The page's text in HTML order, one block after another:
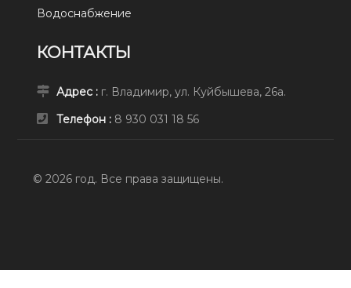
Водоснабжение
КОНТАКТЫ
Адрес : г. Владимир, ул. Куйбышева, 26а.
Телефон : 8 930 031 18 56
© 2026 год. Все права защищены.